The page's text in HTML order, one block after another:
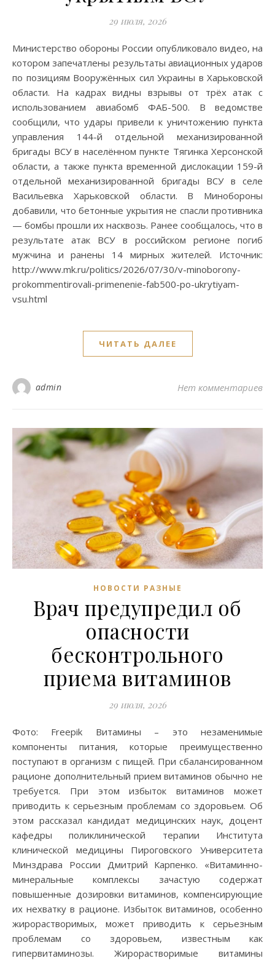
29 июля, 2026
Министерство обороны России опубликовало видео, на
котором запечатлены результаты авиационных ударов
по позициям Вооружённых сил Украины в Харьковской
области. На кадрах видны взрывы от трёх атак с
использованием авиабомб ФАБ-500. В ведомстве
сообщили, что удары привели к уничтожению пункта
управления 144-й отдельной механизированной
бригады ВСУ в населённом пункте Тягинка Херсонской
области, а также пункта временной дислокации 159-й
отдельной механизированной бригады ВСУ в селе
Васильевка Харьковской области. В Минобороны
добавили, что бетонные укрытия не спасли противника
— бомбы прошли их насквозь. Ранее сообщалось, что в
результате атак ВСУ в российском регионе погиб
мужчина и ранены 14 мирных жителей. Источник:
http://www.mk.ru/politics/2026/07/30/v-minoborony-
prokommentirovali-primenenie-fab500-po-ukrytiyam-
vsu.html
ЧИТАТЬ ДАЛЕЕ
admin Нет комментариев
НОВОСТИ РАЗНЫЕ
Врач предупредил об
опасности
бесконтрольного
приема витаминов
29 июля, 2026
Фото: Freepik Витамины – это незаменимые
компоненты питания, которые преимущественно
поступают в организм с пищей. При сбалансированном
рационе дополнительный прием витаминов обычно не
требуется. При этом избыток витаминов может
приводить к серьезным проблемам со здоровьем. Об
этом рассказал кандидат медицинских наук, доцент
кафедры поликлинической терапии Института
клинической медицины Пироговского Университета
Минздрава России Дмитрий Карпенко. «Витаминно-
минеральные комплексы зачастую содержат
повышенные дозировки витаминов, компенсирующие
их нехватку в рационе. Избыток витаминов, особенно
жирорастворимых, может приводить к серьезным
проблемам со здоровьем, известным как
гипервитаминозы. Жирорастворимые витамины